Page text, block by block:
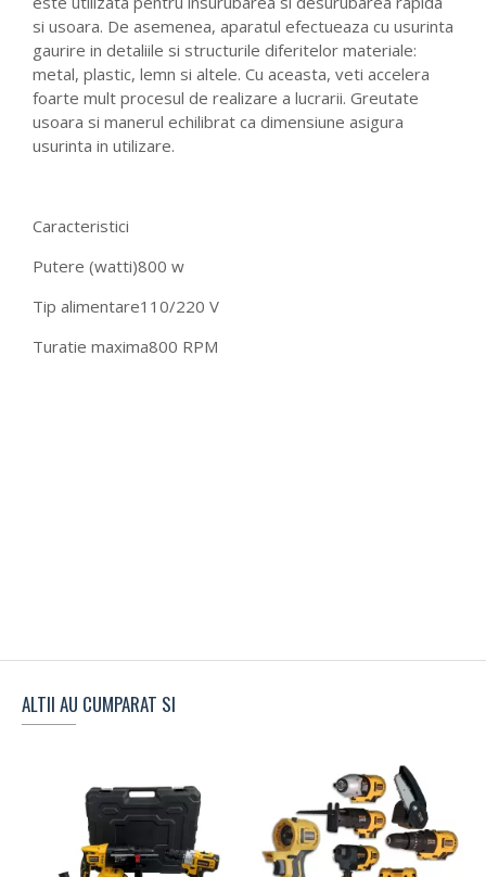
si usoara. De asemenea, aparatul efectueaza cu usurinta
gaurire in detaliile si structurile diferitelor materiale:
metal, plastic, lemn si altele. Cu aceasta, veti accelera
foarte mult procesul de realizare a lucrarii. Greutate
usoara si manerul echilibrat ca dimensiune asigura
usurinta in utilizare.
Caracteristici
Putere (watti)800 w
Tip alimentare110/220 V
Turatie maxima800 RPM
ALTII AU CUMPARAT SI